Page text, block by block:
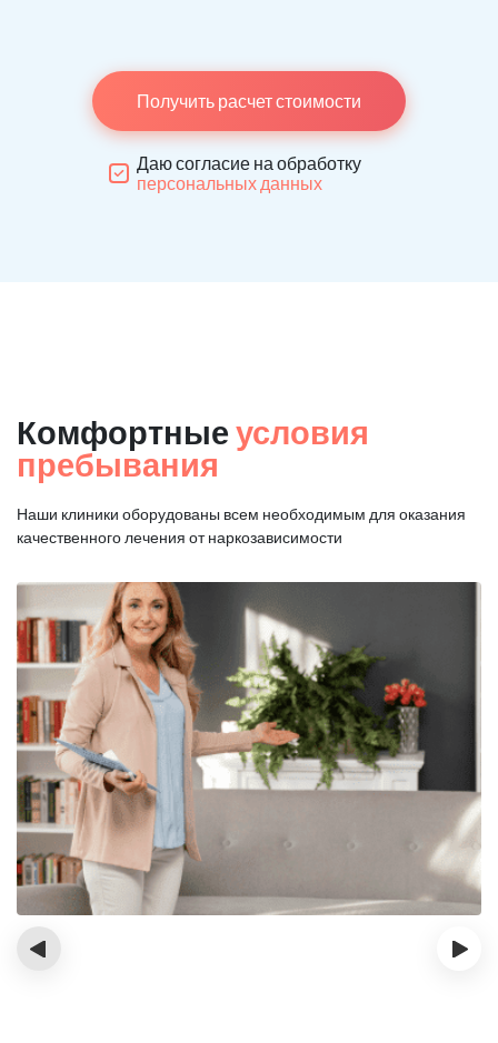
Получить расчет стоимости
Даю согласие на обработку
персональных данных
Комфортные условия
пребывания
Наши клиники оборудованы всем необходимым для оказания
качественного лечения от наркозависимости
‹ ›